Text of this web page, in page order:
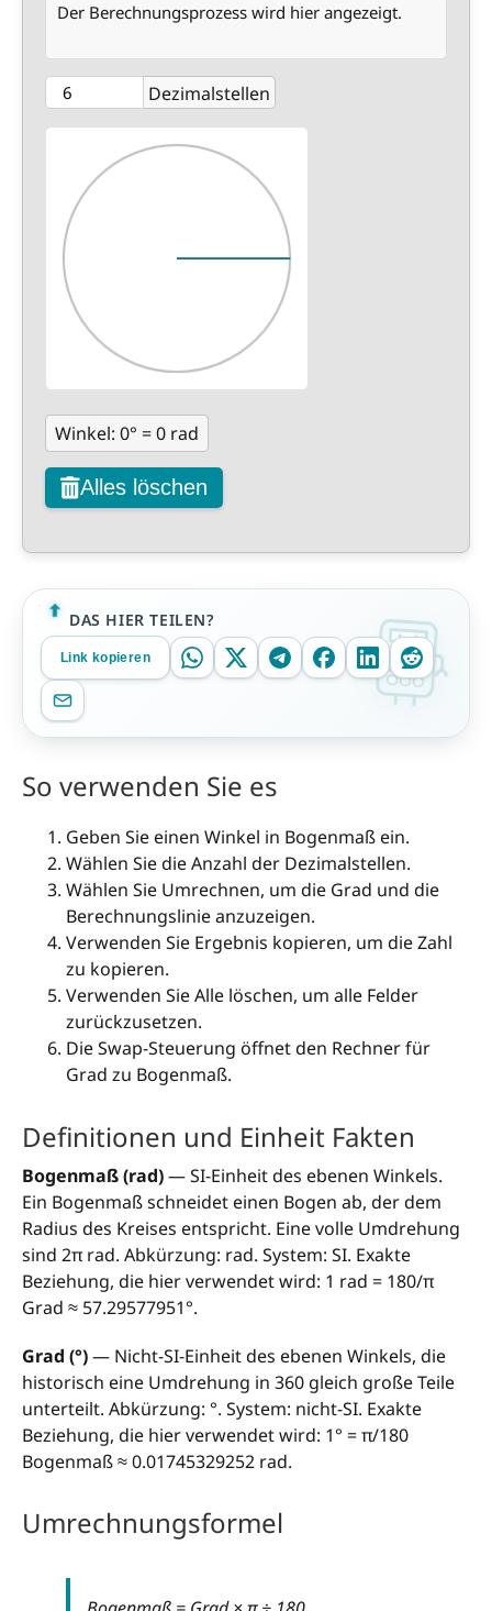
Der Berechnungsprozess wird hier angezeigt.
Dezimalstellen
Winkel: 0° =0 rad
Alles löschen
DAS HIER TEILEN?
Link kopieren
So verwenden Sie es
Geben Sie einen Winkel in Bogenmaß ein.
Wählen Sie die Anzahl der Dezimalstellen.
Wählen Sie Umrechnen, um die Grad und die
Berechnungslinie anzuzeigen.
Verwenden Sie Ergebnis kopieren, um die Zahl
zu kopieren.
Verwenden Sie Alle löschen, um alle Felder
zurückzusetzen.
Die Swap-Steuerung öffnet den Rechner für
Grad zu Bogenmaß.
Definitionen und Einheit Fakten
Bogenmaß (rad)— SI-Einheit des ebenen Winkels.
Ein Bogenmaß schneidet einen Bogen ab, der dem
Radius des Kreises entspricht. Eine volle Umdrehung
sind 2π rad. Abkürzung: rad. System: SI. Exakte
Beziehung, die hier verwendet wird: 1 rad = 180/π
Grad ≈ 57.29577951°.
Grad (°)— Nicht-SI-Einheit des ebenen Winkels, die
historisch eine Umdrehung in 360 gleich große Teile
unterteilt. Abkürzung: °. System: nicht-SI. Exakte
Beziehung, die hier verwendet wird: 1° = π/180
Bogenmaß ≈ 0.01745329252 rad.
Umrechnungsformel